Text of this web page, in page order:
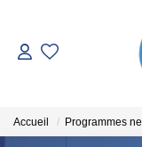
Accueil Programmes